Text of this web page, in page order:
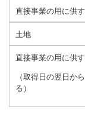
直接事業の用に供
土地
直接事業の用に供
（取得日の翌日か
る）